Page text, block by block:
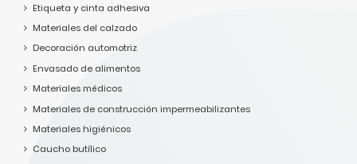
Etiqueta y cinta adhesiva
Materiales del calzado
Decoración automotriz
Envasado de alimentos
Materiales médicos
Materiales de construcción impermeabilizantes
Materiales higiénicos
Caucho butílico